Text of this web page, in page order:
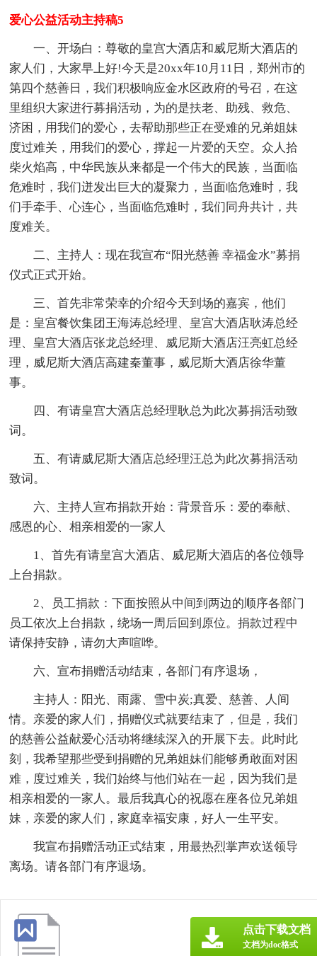
爱心公益活动主持稿5
一、开场白：尊敬的皇宫大酒店和威尼斯大酒店的
家人们，大家早上好!今天是20xx年10月11日，郑州市的
第四个慈善日，我们积极响应金水区政府的号召，在这
里组织大家进行募捐活动，为的是扶老、助残、救危、
济困，用我们的爱心，去帮助那些正在受难的兄弟姐妹
度过难关，用我们的爱心，撑起一片爱的天空。众人拾
柴火焰高，中华民族从来都是一个伟大的民族，当面临
危难时，我们迸发出巨大的凝聚力，当面临危难时，我
们手牵手、心连心，当面临危难时，我们同舟共计，共
度难关。
二、主持人：现在我宣布“阳光慈善 幸福金水”募捐
仪式正式开始。
三、首先非常荣幸的介绍今天到场的嘉宾，他们
是：皇宫餐饮集团王海涛总经理、皇宫大酒店耿涛总经
理、皇宫大酒店张龙总经理、威尼斯大酒店汪亮虹总经
理，威尼斯大酒店高建秦董事，威尼斯大酒店徐华董
事。
四、有请皇宫大酒店总经理耿总为此次募捐活动致
词。
五、有请威尼斯大酒店总经理汪总为此次募捐活动
致词。
六、主持人宣布捐款开始：背景音乐：爱的奉献、
感恩的心、相亲相爱的一家人
1、首先有请皇宫大酒店、威尼斯大酒店的各位领导
上台捐款。
2、员工捐款：下面按照从中间到两边的顺序各部门
员工依次上台捐款，绕场一周后回到原位。捐款过程中
请保持安静，请勿大声喧哗。
六、宣布捐赠活动结束，各部门有序退场，
主持人：阳光、雨露、雪中炭;真爱、慈善、人间
情。亲爱的家人们，捐赠仪式就要结束了，但是，我们
的慈善公益献爱心活动将继续深入的开展下去。此时此
刻，我希望那些受到捐赠的兄弟姐妹们能够勇敢面对困
难，度过难关，我们始终与他们站在一起，因为我们是
相亲相爱的一家人。最后我真心的祝愿在座各位兄弟姐
妹，亲爱的家人们，家庭幸福安康，好人一生平安。
我宣布捐赠活动正式结束，用最热烈掌声欢送领导
离场。请各部门有序退场。
点击下载文档
文档为doc格式